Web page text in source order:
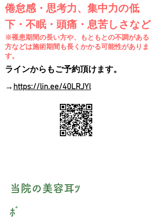
倦怠感・思考力、集中力の低
下・不眠・頭痛・息苦しさなど
※罹患期間の長い方や、もともとの不調がある
方などは施術期間も長くかかる可能性がありま
す。
ラインからもご予約頂けます。
→https://lin.ee/40LRJYl
当院の美容耳ﾂ
ﾎﾞ